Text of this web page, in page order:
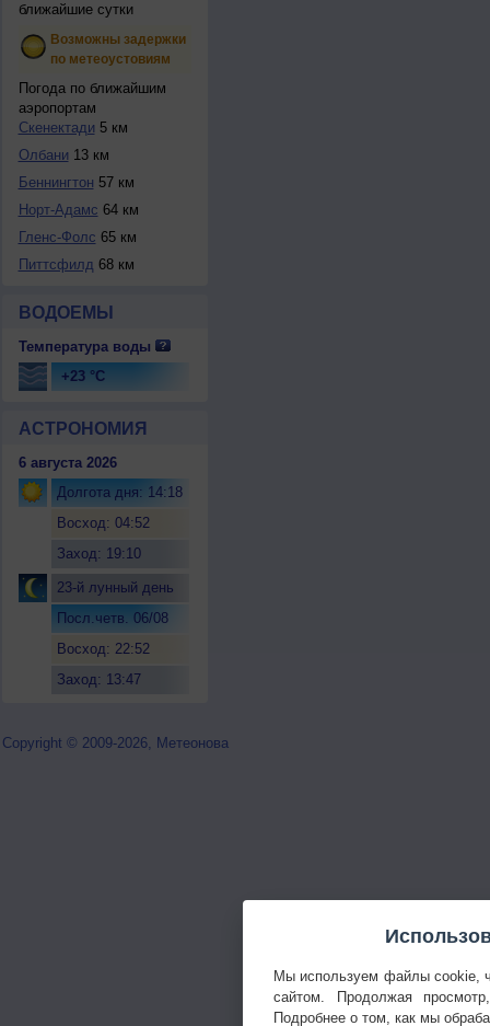
ближайшие сутки
Возможны задержки
по метеоустовиям
Погода по ближайшим
аэропортам
Скенектади 5 км
Олбани 13 км
Беннингтон 57 км
Норт-Адамс 64 км
Гленс-Фолс 65 км
Питтсфилд 68 км
ВОДОЕМЫ
Температура воды
+23 °C
АСТРОНОМИЯ
6 августа 2026
Долгота дня: 14:18
Восход: 04:52
Заход: 19:10
23-й лунный день
Посл.четв. 06/08
Восход: 22:52
Заход: 13:47
Copyright © 2009-2026, Метеонова
Мы используем файлы cookie,
сайтом. Продолжая
Подробнее о том, как мы